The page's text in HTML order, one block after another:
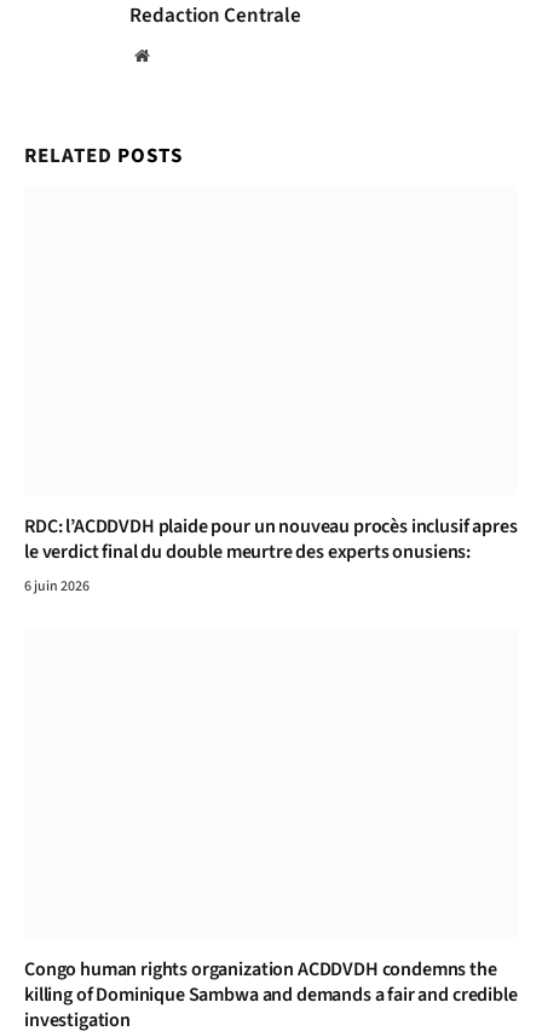
Redaction Centrale
Website
RELATED POSTS
RDC: l’ACDDVDH plaide pour un nouveau procès inclusif apres
le verdict final du double meurtre des experts onusiens:
6 juin 2026
Congo human rights organization ACDDVDH condemns the
killing of Dominique Sambwa and demands a fair and credible
investigation